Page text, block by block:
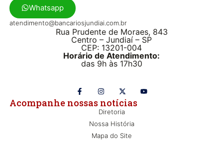
Diretoria
Nossa História
Mapa do Site
Acompanhe nossas notícias
Whatsapp
atendimento@bancariosjundiai.com.br
Rua Prudente de Moraes, 843
Centro – Jundiaí – SP
CEP: 13201-004
Horário de Atendimento:
das 9h às 17h30